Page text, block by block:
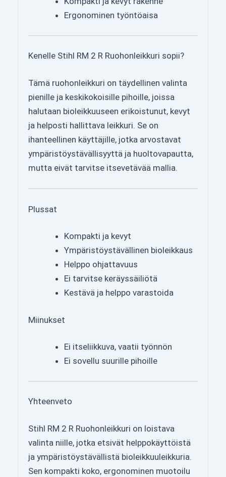
Ergonominen työntöaisa
Kenelle Stihl RM 2 R Ruohonleikkuri sopii?
Tämä ruohonleikkuri on täydellinen valinta
pienille ja keskikokoisille pihoille, joissa
halutaan bioleikkuuseen erikoistunut, kevyt
ja helposti hallittava leikkuri. Se on
ihanteellinen käyttäjille, jotka arvostavat
ympäristöystävällisyyttä ja huoltovapautta,
mutta eivät tarvitse itsevetävää mallia.
Plussat
Kompakti ja kevyt
Ympäristöystävällinen bioleikkaus
Helppo ohjattavuus
Ei tarvitse keräyssäiliötä
Kestävä ja helppo varastoida
Miinukset
Ei itseliikkuva, vaatii työnnön
Ei sovellu suurille pihoille
Yhteenveto
Stihl RM 2 R Ruohonleikkuri on loistava
valinta niille, jotka etsivät helppokäyttöistä
ja ympäristöystävällistä bioleikkuuleikkuria.
Sen kompakti koko, ergonominen muotoilu